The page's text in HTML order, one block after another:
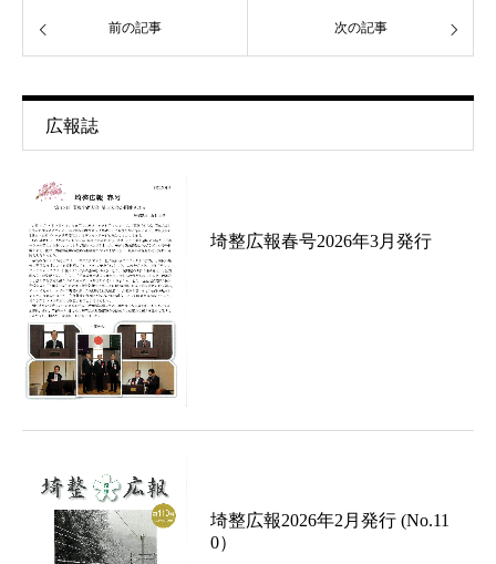
前の記事 次の記事
広報誌
埼整広報春号2026年3月発行
埼整広報2026年2月発行 (No.11
0）